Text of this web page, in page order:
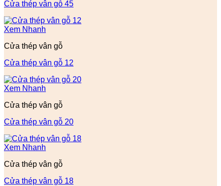
Cửa thép vân gỗ 45
Xem Nhanh
Cửa thép vân gỗ
Cửa thép vân gỗ 12
Xem Nhanh
Cửa thép vân gỗ
Cửa thép vân gỗ 20
Xem Nhanh
Cửa thép vân gỗ
Cửa thép vân gỗ 18